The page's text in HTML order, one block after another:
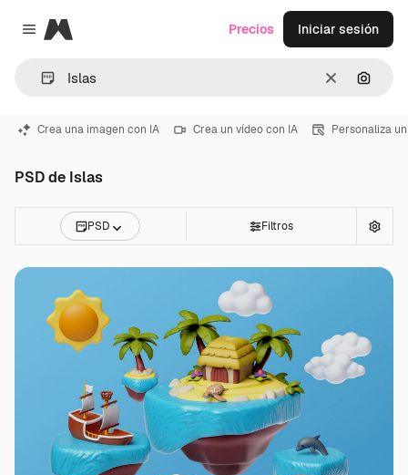
Close menu
Magnific
Borrar
Precios Iniciar sesión
Crea una imagen con IA Crea un vídeo con IA Personaliza
PSD de Islas
PSD Filtros